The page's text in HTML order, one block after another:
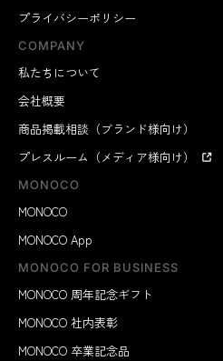
プライバシーポリシー
COMPANY
私たちについて
会社概要
商品掲載相談（ブランド様向け）
プレスルーム（メディア様向け）
MONOCO
MONOCO
MONOCO App
MONOCO FOR BUSINESS
MONOCO 周年記念ギフト
MONOCO 社内表彰
MONOCO 卒業記念品